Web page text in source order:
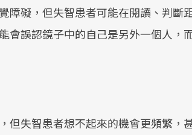
障礙，但失智患者可能在閱讀、判斷
會誤認鏡子中的自己是另外一個人，
但失智患者想不起來的機會更頻繁，